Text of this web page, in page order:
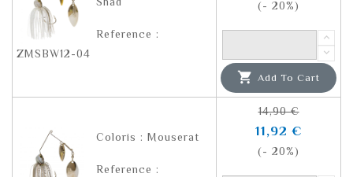
Reference :
ZMSBW12-04
(- 20%)
 Add To Cart
Coloris : Mouserat
Reference :
14,90 €
11,92 €
(- 20%)